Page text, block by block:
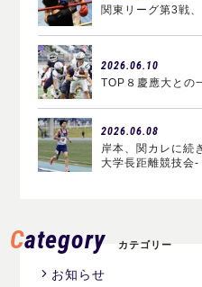
関東リーグ第3戦
2026.06.10
TOP８慶應大と
2026.06.08
岸本、関カレに続
大学長距離競技会-
Category カテゴリー
お知らせ